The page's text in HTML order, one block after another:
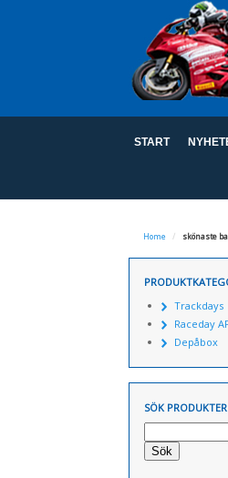
START
Home / skönaste
Trackdays
Raceday
Depåbox
SÖK PRODUKTER
Sök